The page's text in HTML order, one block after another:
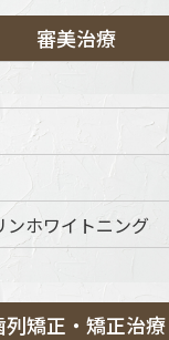
◎ ◎ ◎ ◎
◎
審美治療
ンホワイトニング
列矯正・矯正治療